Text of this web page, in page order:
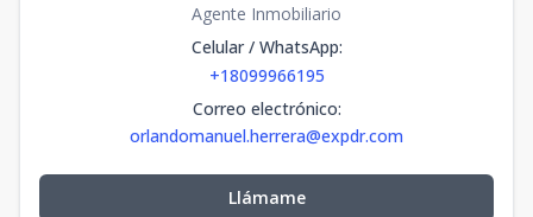
Agente Inmobiliario
Celular / WhatsApp:
+18099966195
Correo electrónico:
orlandomanuel.herrera@expdr.com
Llámame